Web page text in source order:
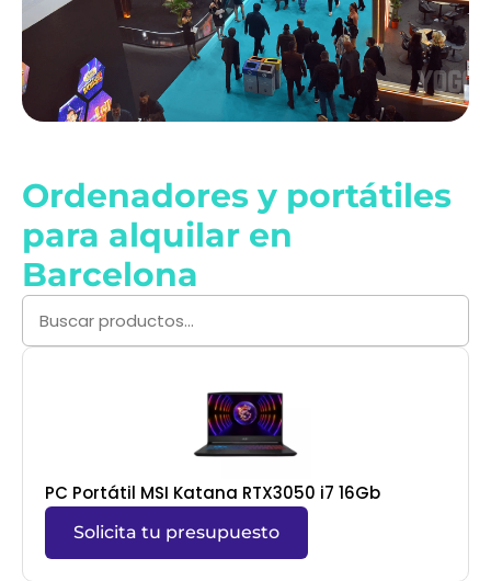
Ordenadores y portátiles
para alquilar en
Barcelona
PC Portátil MSI Katana RTX3050 i7 16Gb
Solicita tu presupuesto